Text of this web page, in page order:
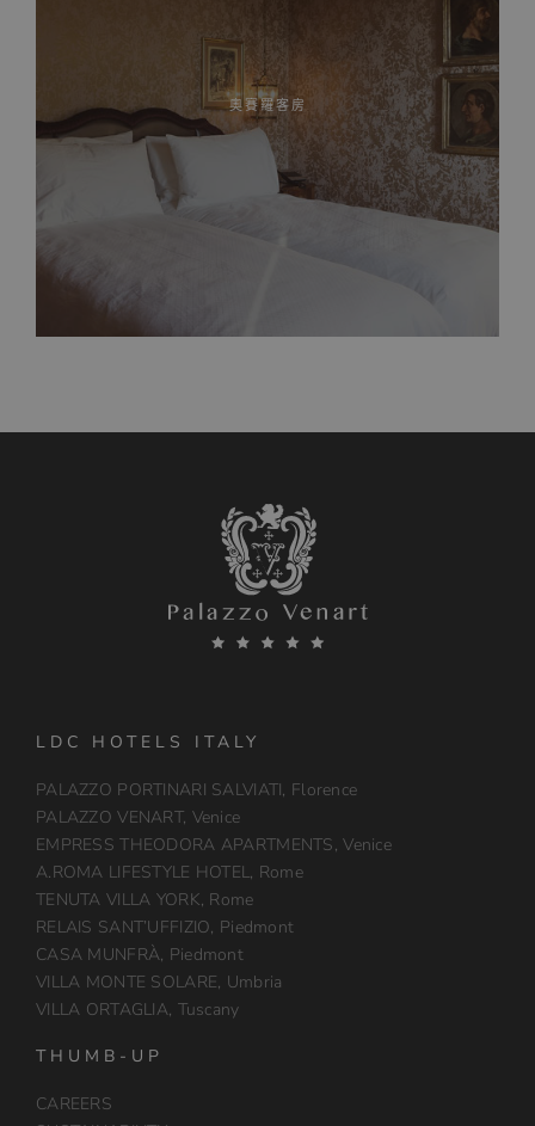
奧賽羅客房
LDC HOTELS ITALY
PALAZZO PORTINARI SALVIATI, Florence
PALAZZO VENART, Venice
EMPRESS THEODORA APARTMENTS, Venice
A.ROMA LIFESTYLE HOTEL, Rome
TENUTA VILLA YORK, Rome
RELAIS SANT’UFFIZIO, Piedmont
CASA MUNFRÀ, Piedmont
VILLA MONTE SOLARE, Umbria
VILLA ORTAGLIA, Tuscany
THUMB-UP
CAREERS